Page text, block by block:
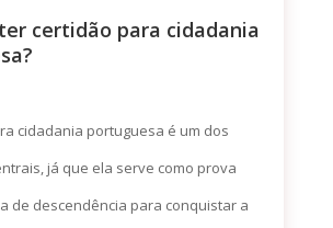
certidão para cidadania
cidadania portuguesa é um dos
já que ela serve como prova
de descendência para conquistar a